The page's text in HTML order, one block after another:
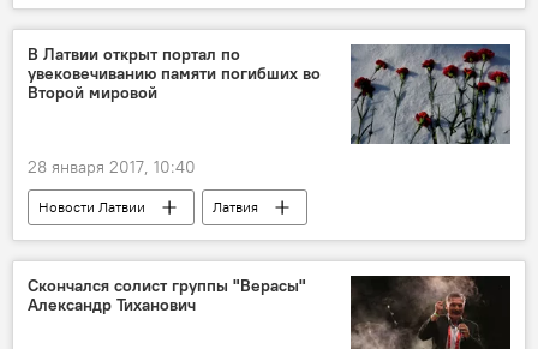
год Петуха
Новый год
В Латвии открыт портал по
увековечиванию памяти погибших во
Второй мировой
28 января 2017, 10:40
Новости Латвии
Латвия
"Мемориал нашей памяти"
памятники воинам -освободителям
Скончался солист группы "Верасы"
Александр Тиханович